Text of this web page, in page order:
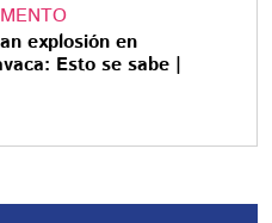
explosión en
Esto se sabe |